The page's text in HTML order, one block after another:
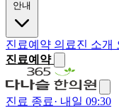
진료예약 의료진 소개
진료예약
진료 종료· 내일 09:30